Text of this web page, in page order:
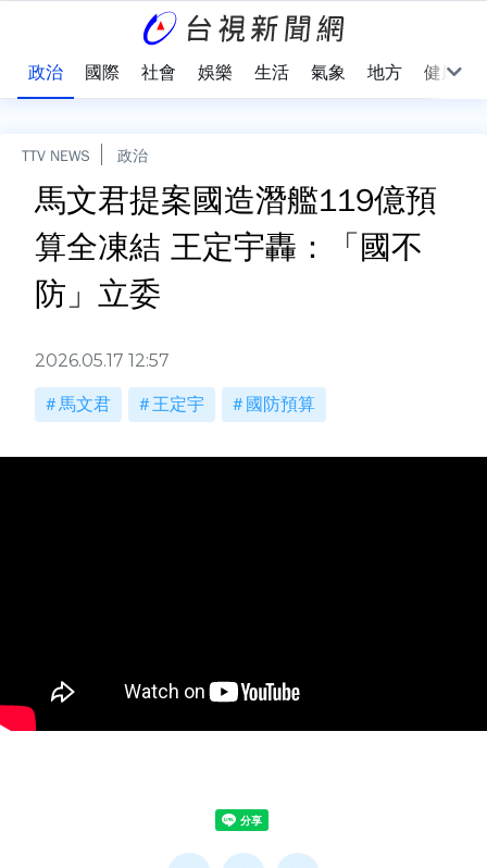
政治 國際 社會 娛樂 生活 氣象 地方 健康
TTV NEWS 政治
馬文君提案國造潛艦119億預
算全凍結 王定宇轟：「國不
防」立委
2026.05.17 12:57
馬文君 王定宇 國防預算